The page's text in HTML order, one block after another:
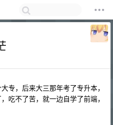
专，后来大三那年考了专升本，
吃不了苦，就一边自学了前端，